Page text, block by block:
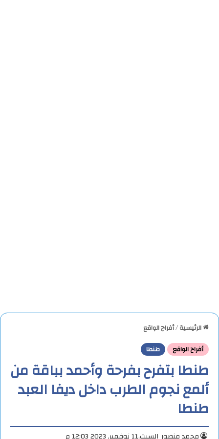
الرئيسية/أفراح الواقع
أفراح الواقع
طنطا
طنطا بتفرح بفرحة وأحمد بباقة من
ألمع نجوم الطرب داخل ديفا العبد
طنطا